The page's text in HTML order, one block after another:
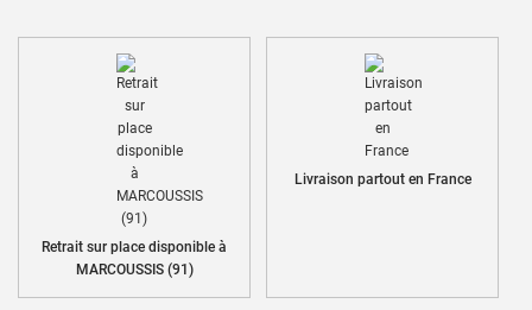
Retrait sur place disponible à
MARCOUSSIS (91)
Livraison partout en France